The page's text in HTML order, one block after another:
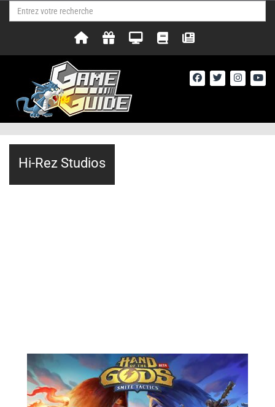
Hi-Rez Studios